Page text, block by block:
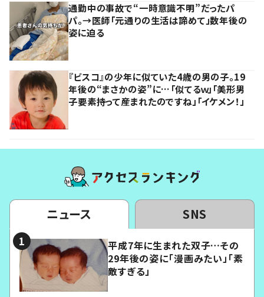
通勤中の事故で“一時意識不明”だったパ
パ。→医師「元通りの生活は諦めて」数年後の
姿に迫る
『ビスコ』の少年に似ていた4歳の男の子。19
年後の“まさかの姿”に…「似てるｗ」「美形男
子要素持って産まれたのですね」「イケメン！」
ニュース SNS
平成7年に生まれた双子…その
29年後の姿に「漫画みたい」「素
敵すぎる」